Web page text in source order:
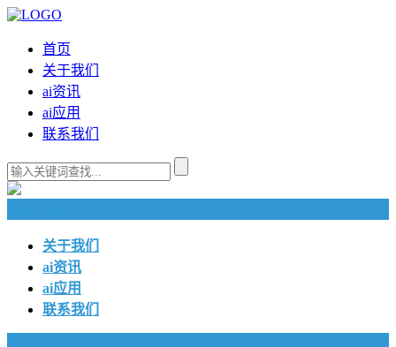
首页
关于我们
ai资讯
ai应用
联系我们
关于我们
ai资讯
ai应用
联系我们